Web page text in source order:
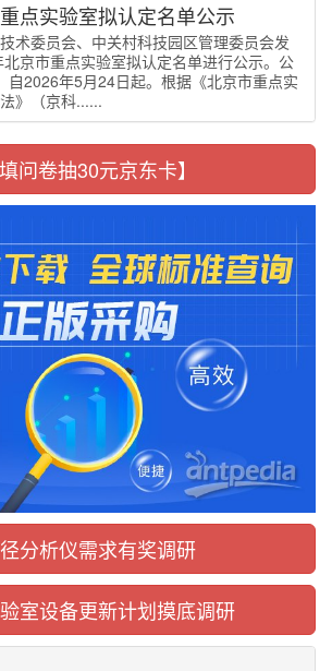
点实验室拟认定名单公示
术委员会、中关村科技园区管理委员会发
京市重点实验室拟认定名单进行公示。公
自2026年5月24日起。根据《北京市重点实
》（京科......
填问卷抽30元京东卡】
分析仪需求有奖调研
室设备更新计划摸底调研